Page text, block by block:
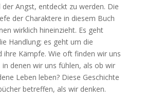
der Angst, entdeckt zu werden. Die
der Charaktere in diesem Buch
wirklich hineinzieht. Es geht
Handlung; es geht um die
ihre Kämpfe. Wie oft finden wir uns
denen wir uns fühlen, als ob wir
Leben leben? Diese Geschichte
betreffen, als wir denken.